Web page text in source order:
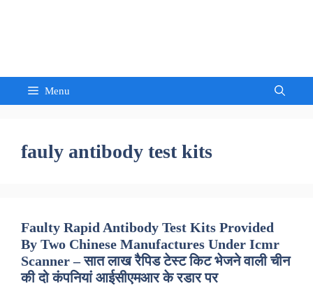
Menu
fauly antibody test kits
Faulty Rapid Antibody Test Kits Provided
By Two Chinese Manufactures Under Icmr
Scanner – सात लाख रैपिड टेस्ट किट भेजने वाली चीन
की दो कंपनियां आईसीएमआर के रडार पर